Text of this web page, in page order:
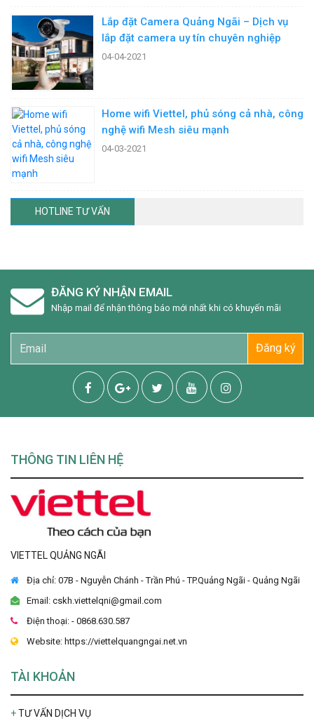
Lắp đặt Camera Quảng Ngãi – Dịch vụ
lắp đặt camera uy tín chuyên nghiệp
04-04-2021
Home wifi Viettel, phủ sóng cả nhà, công
nghệ wifi Mesh siêu mạnh
04-03-2021
HOTLINE TƯ VẤN
ĐĂNG KÝ NHẬN EMAIL
Nhập mail để nhận thông báo mới nhất khi có khuyến mãi
Đăng ký
THÔNG TIN LIÊN HỆ
VIETTEL QUẢNG NGÃI
Địa chỉ: 07B - Nguyễn Chánh - Trần Phú - TP.Quảng Ngãi - Quảng Ngãi
Email: cskh.viettelqni@gmail.com
Điện thoại: - 0868.630.587
Website: https://viettelquangngai.net.vn
TÀI KHOẢN
TƯ VẤN DỊCH VỤ